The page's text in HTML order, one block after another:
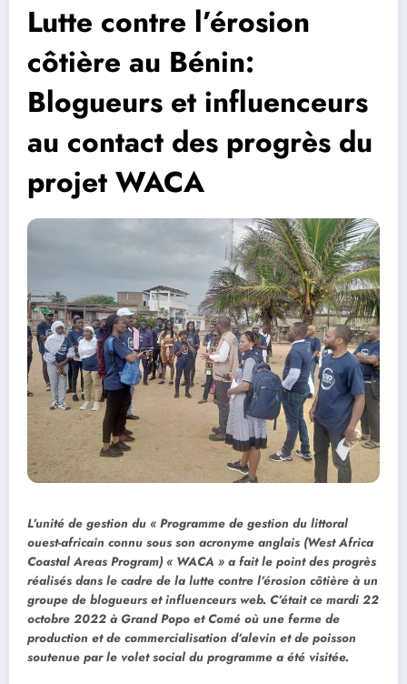
Lutte contre l’érosion
côtière au Bénin:
Blogueurs et influenceurs
au contact des progrès du
projet WACA
L’unité de gestion du « Programme de gestion du littoral
ouest-africain connu sous son acronyme anglais (West Africa
Coastal Areas Program) « WACA » a fait le point des progrès
réalisés dans le cadre de la lutte contre l’érosion côtière à un
groupe de blogueurs et influenceurs web. C’était ce mardi 22
octobre 2022 à Grand Popo et Comé où une ferme de
production et de commercialisation d’alevin et de poisson
soutenue par le volet social du programme a été visitée.